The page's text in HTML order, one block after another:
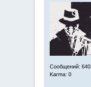
Сообщений: 640
Karma: 0